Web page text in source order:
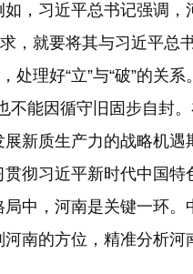
如，习近平总书记强调，
，就要将其与习近平总
理好“立”与“破”的关
能因循守旧固步自封
新质生产力的战略机
彻习近平新时代中国
中，河南是关键一环
南的方位，精准分析